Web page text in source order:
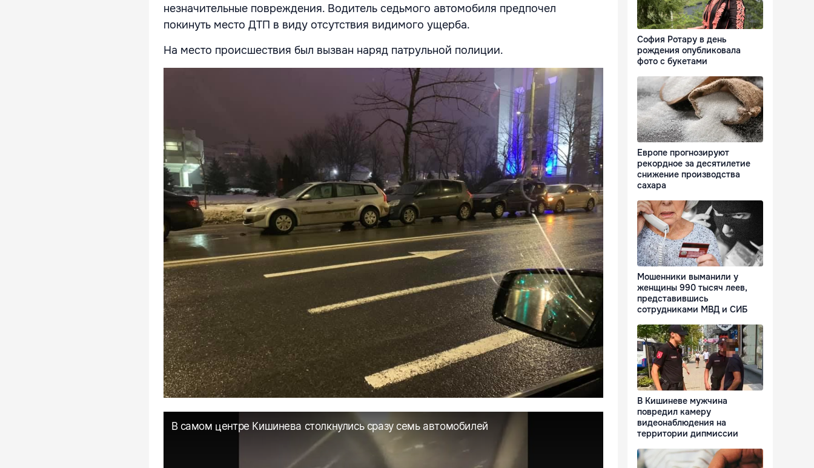
незначительные повреждения. Водитель седьмого автомобиля предпочел
покинуть место ДТП в виду отсутствия видимого ущерба.
На место происшествия был вызван наряд патрульной полиции.
София Ротару в день
рождения опубликовала
фото с букетами
Европе прогнозируют
рекордное за десятилетие
снижение производства
сахара
Мошенники выманили у
женщины 990 тысяч леев,
представившись
сотрудниками МВД и СИБ
В Кишиневе мужчина
повредил камеру
видеонаблюдения на
территории дипмиссии